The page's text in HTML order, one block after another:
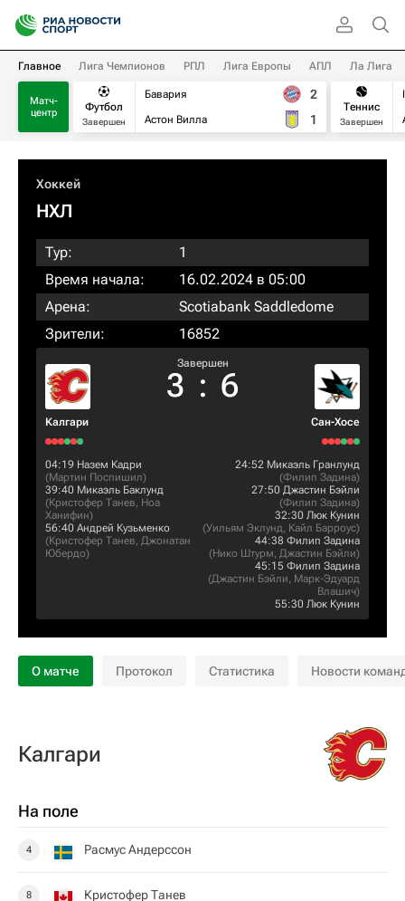
Главное Лига Чемпионов РПЛ Лига Европы АПЛ Ла Лига
Матч-
центр
Футбол
Завершен
Бавария
Астон Вилла
2
1
Теннис
Завершен
Хоккей
НХЛ
Тур:
1
Время начала:
16.02.2024 в 05:00
Арена:
Scotiabank Saddledome
Зрители:
16852
Калгари
Завершен
3 : 6
Сан-Хосе
04:19 Назем Кадри
(Мартин Поспишил)
39:40 Микаэль Баклунд
(Кристофер Танев, Ноа
Ханифин)
56:40 Андрей Кузьменко
(Кристофер Танев, Джонатан
Юбердо)
24:52 Микаэль Гранлунд
(Филип Задина)
27:50 Джастин Бэйли
(Филип Задина)
32:30 Люк Кунин
(Уильям Эклунд, Кайл Барроус)
44:38 Филип Задина
(Нико Штурм, Джастин Бэйли)
45:15 Филип Задина
(Джастин Бэйли, Марк-Эдуард
Влашич)
55:30 Люк Кунин
О матче Протокол Статистика Новости
Калгари
На поле
4 Расмус Андерссон
8 Кристофер Танев